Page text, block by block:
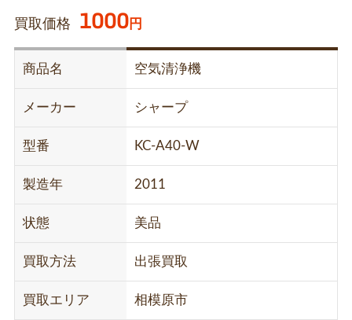
買取価格 1000円
商品名 空気清浄機
メーカー シャープ
型番 KC-A40-W
製造年 2011
状態 美品
買取方法 出張買取
買取エリア 相模原市